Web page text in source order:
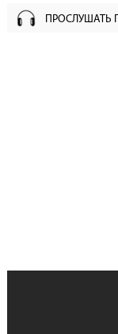
ПРОСЛУШАТЬ